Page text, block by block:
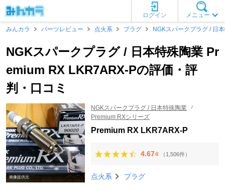
メニュー
ログイン
みんカラ
パーツレビュー 点火系 プラグ NGKスパークプラグ / 日
NGKスパークプラグ / 日本特殊陶業 Pr
emium RX LKR7ARX-Pの評価・評
判・口コミ
画像提供元
NGKスパークプラグ / 日本特殊陶業
Premium RXシリーズ
Premium RX LKR7ARX-P
4.67点 （1,506件）
点火系 プラグ